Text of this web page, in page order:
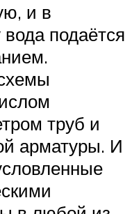
и в
подаётся
труб и
арматуры. И